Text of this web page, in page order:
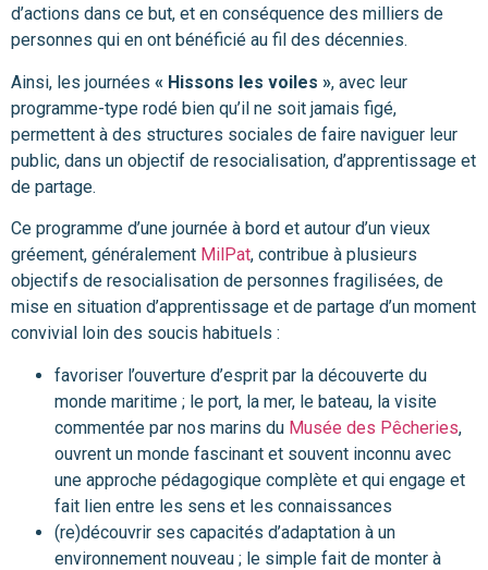
d’actions dans ce but, et en conséquence des milliers de
personnes qui en ont bénéficié au fil des décennies.
Ainsi, les journées « Hissons les voiles », avec leur
programme-type rodé bien qu’il ne soit jamais figé,
permettent à des structures sociales de faire naviguer leur
public, dans un objectif de resocialisation, d’apprentissage et
de partage.
Ce programme d’une journée à bord et autour d’un vieux
gréement, généralement MilPat, contribue à plusieurs
objectifs de resocialisation de personnes fragilisées, de
mise en situation d’apprentissage et de partage d’un moment
convivial loin des soucis habituels :
favoriser l’ouverture d’esprit par la découverte du
monde maritime ; le port, la mer, le bateau, la visite
commentée par nos marins du Musée des Pêcheries,
ouvrent un monde fascinant et souvent inconnu avec
une approche pédagogique complète et qui engage et
fait lien entre les sens et les connaissances
(re)découvrir ses capacités d’adaptation à un
environnement nouveau ; le simple fait de monter à